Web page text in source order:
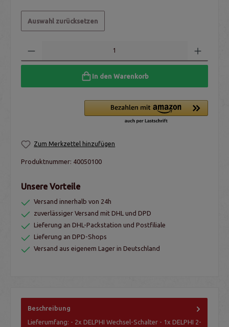
Auswahl zurücksetzen
In den Warenkorb
Zum Merkzettel hinzufügen
Produktnummer: 40050100
Unsere Vorteile
Versand innerhalb von 24h
zuverlässiger Versand mit DHL und DPD
Lieferung an DHL-Packstation und Postfiliale
Lieferung an DPD-Shops
Versand aus eigenem Lager in Deutschland
Beschreibung
Lieferumfang: - 2x DELPHI Wechsel-Schalter - 1x DELPHI 2-